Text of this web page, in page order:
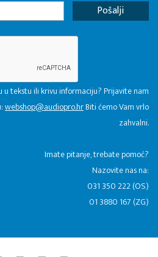
u tekstu ili krivu informaciju? Prijavite nam
webshop@audiopro.hrBiti ćemo Vam vrlo
zahvalni.
​Imate pitanje, trebate pomoć?
Nazovite nas na:
031 350 222 (OS)
01 3880 167 (ZG)